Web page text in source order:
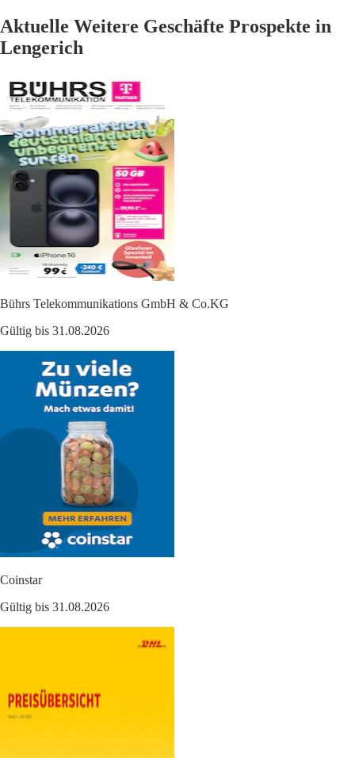
Aktuelle Weitere Geschäfte Prospekte in
Lengerich
Bührs Telekommunikations GmbH & Co.KG
Gültig bis 31.08.2026
Coinstar
Gültig bis 31.08.2026